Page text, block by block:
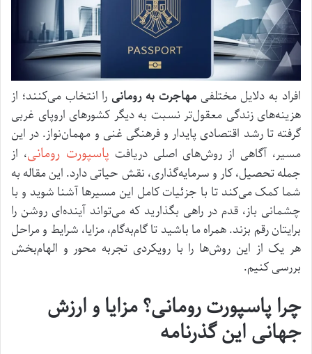
افراد به دلایل مختلفی مهاجرت به رومانی را انتخاب می‌کنند؛ از
هزینه‌های زندگی معقول‌تر نسبت به دیگر کشورهای اروپای غربی
گرفته تا رشد اقتصادی پایدار و فرهنگی غنی و مهمان‌نواز. در این
مسیر، آگاهی از روش‌های اصلی دریافت پاسپورت رومانی، از
جمله تحصیل، کار و سرمایه‌گذاری، نقش حیاتی دارد. این مقاله به
شما کمک می‌کند تا با جزئیات کامل این مسیرها آشنا شوید و با
چشمانی باز، قدم در راهی بگذارید که می‌تواند آینده‌ای روشن را
برایتان رقم بزند. همراه ما باشید تا گام‌به‌گام، مزایا، شرایط و مراحل
هر یک از این روش‌ها را با رویکردی تجربه محور و الهام‌بخش
بررسی کنیم.
چرا پاسپورت رومانی؟ مزایا و ارزش
جهانی این گذرنامه